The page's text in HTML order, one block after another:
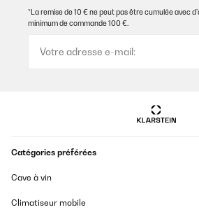
On obtient une centaine de glaçons
Funciona perfectamente. Quizás debería
*La remise de 10 € ne peut pas être cumulée avec
minimum de commande 100 €.
Catégories préférées
Cave à vin
Climatiseur mobile